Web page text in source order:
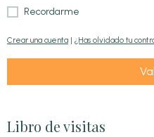
Recordarme
Crear una cuenta | ¿Has olvidado tu
Libro de visitas